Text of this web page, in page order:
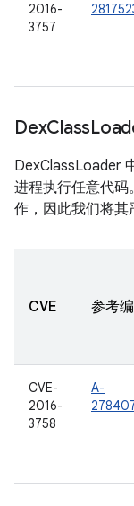
2016-
3757
DexClass
DexClassLoader
进程执行任意代
作，因此我们将其
CVE 参考
CVE-
2016-
3758
A-